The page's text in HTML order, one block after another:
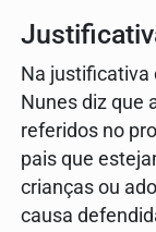
Na justificativa
Nunes diz que
referidos no
pais que
crianças ou
causa